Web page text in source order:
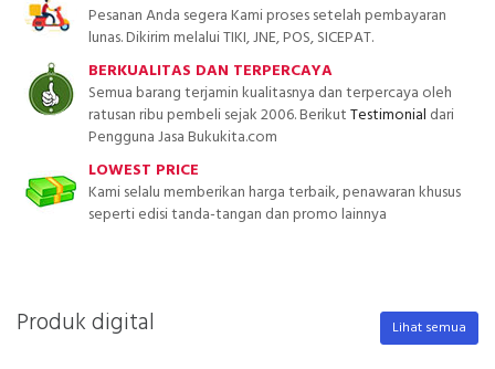
Pesanan Anda segera Kami proses setelah pembayaran
lunas. Dikirim melalui TIKI, JNE, POS, SICEPAT.
BERKUALITAS DAN TERPERCAYA
Semua barang terjamin kualitasnya dan terpercaya oleh
ratusan ribu pembeli sejak 2006. BerikutTestimonial dari
Pengguna Jasa Bukukita.com
LOWEST PRICE
Kami selalu memberikan harga terbaik, penawaran khusus
seperti edisi tanda-tangan dan promo lainnya
Produk digital Lihat semua